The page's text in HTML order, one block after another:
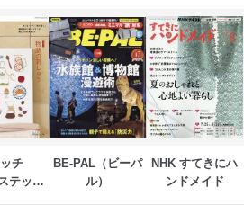
チ
テッチ
BE-PAL（ビーパ
ル）
NHK すてきにハ
ンドメイド